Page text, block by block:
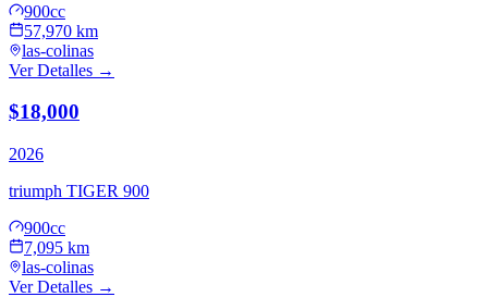
900cc
57,970 km
las-colinas
Ver Detalles →
$18,000
2026
triumph TIGER 900
900cc
7,095 km
las-colinas
Ver Detalles →